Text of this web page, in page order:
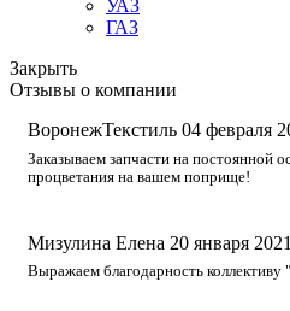
УАЗ
ГАЗ
Закрыть
Отзывы о компании
ВоронежТекстиль 04 февраля
Заказываем запчасти на постоянной
процветания на вашем поприще!
Мизулина Елена 20 января 2021
Выражаем благодарность